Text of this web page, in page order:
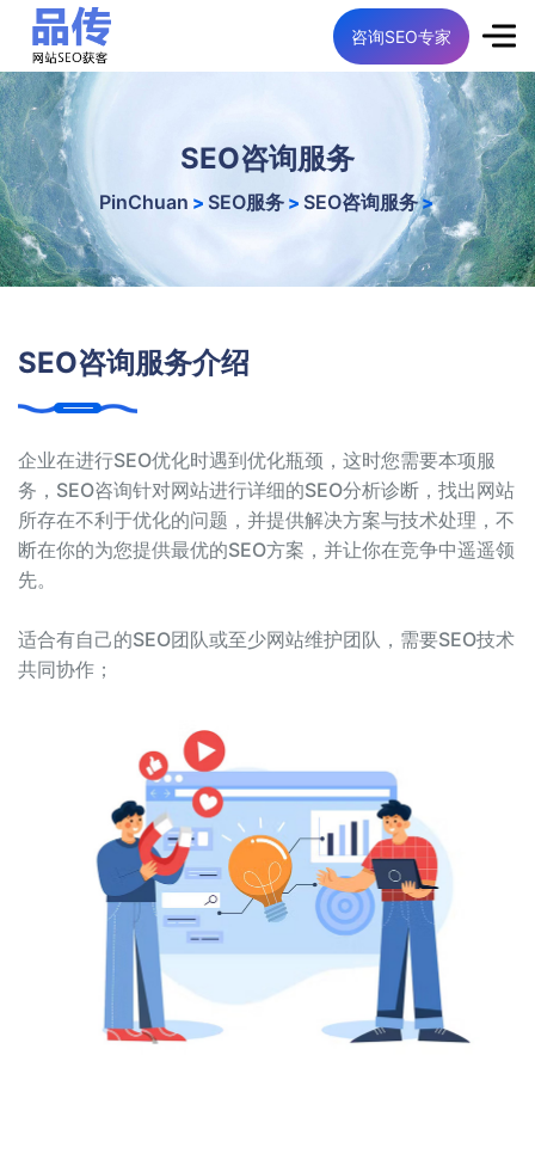
咨询SEO专家
SEO咨询服务
PinChuan > SEO服务> SEO咨询服务>
SEO咨询服务介绍
企业在进行SEO优化时遇到优化瓶颈，这时您需要本项服
务，SEO咨询针对网站进行详细的SEO分析诊断，找出网站
所存在不利于优化的问题，并提供解决方案与技术处理，不
断在你的为您提供最优的SEO方案，并让你在竞争中遥遥领
先。
适合有自己的SEO团队或至少网站维护团队，需要SEO技术
共同协作；